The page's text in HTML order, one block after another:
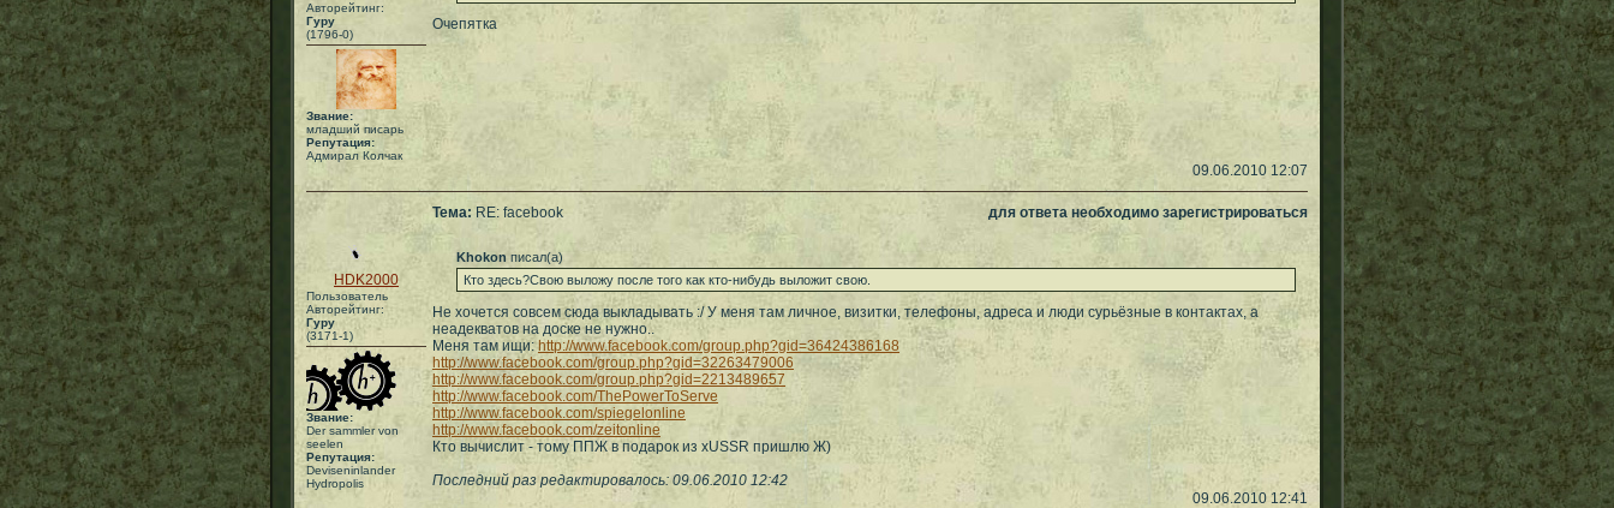
Авторейтинг:
Гуру
(1796-0)
Звание:
младший писарь
Репутация:
Адмирал Колчак
Очепятка
09.06.2010 12:07
HDK2000
Пользователь
Авторейтинг:
Гуру
(3171-1)
Звание:
Der sammler von
seelen
Репутация:
Deviseninlander
Hydropolis
Тема: RE: facebook для ответа необходимо зарегистрироваться
Khokon писал(а)
Кто здесь?Свою выложу после того как кто-нибудь выложит свою.
Не хочется совсем сюда выкладывать :/ У меня там личное, визитки, телефоны, адреса и люди сурьёзные в контактах, а
неадекватов на доске не нужно..
Меня там ищи: http://www.facebook.com/group.php?gid=36424386168
http://www.facebook.com/group.php?gid=32263479006
http://www.facebook.com/group.php?gid=2213489657
http://www.facebook.com/ThePowerToServe
http://www.facebook.com/spiegelonline
http://www.facebook.com/zeitonline
Кто вычислит - тому ППЖ в подарок из xUSSR пришлю Ж)
Последний раз редактировалось: 09.06.2010 12:42
09.06.2010 12:41